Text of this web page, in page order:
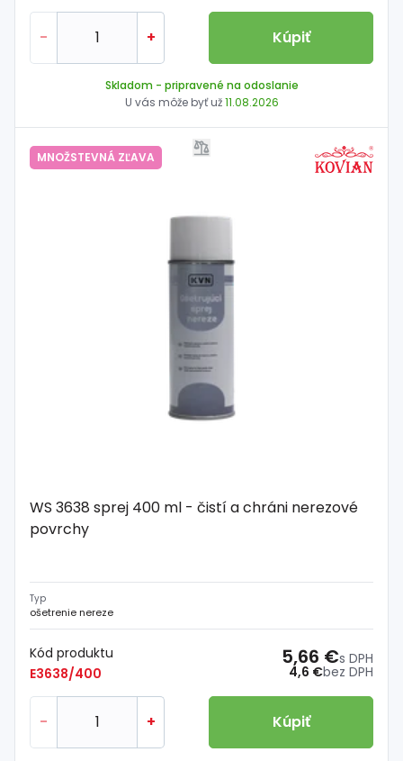
- + Kúpiť
Skladom - pripravené na odoslanie
U vás môže byť už11.08.2026
MNOŽSTEVNÁ ZĽAVA
WS 3638 sprej 400 ml - čistí a chráni nerezové
povrchy
Typ
ošetrenie nereze
Kód produktu
E3638/400
4,6 €bez DPH
5,66 €s DPH
- + Kúpiť